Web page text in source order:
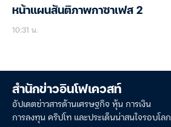
หน้าแผนสันติภาพกาซาเฟส 2
10:31 น.
สำนักข่าวอินโฟเควสท์
อัปเดตข่าวสารด้านเศรษฐกิจ หุ้น การเงิน
การลงทุน คริปโท และประเด็นน่าสนใจรอบโลก